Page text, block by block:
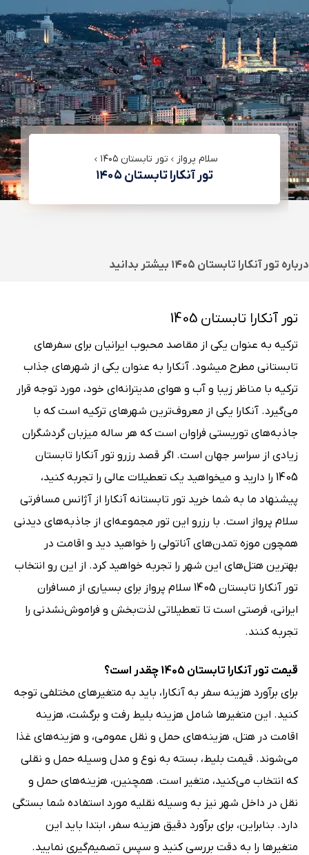
سلام پرواز تور تابستان ۱۴۰۵
تور آنکارا تابستان ۱۴۰۵
درباره تور آنکارا تابستان ۱۴۰۵ بیشتر بدانید
تور آنکارا تابستان 1405
ترکیه به عنوان یکی از مقاصد محبوب ایرانیان برای سفرهای
تابستانی مطرح می‎شود. آنکارا به عنوان یکی از شهرهای جذاب
ترکیه با مناظر زیبا و آب و هوای مدیترانه‌ای خود، مورد توجه قرار
می‌گیرد. آنکارا یکی از معروف‌ترین شهرهای ترکیه است که با
جاذبه‌های توریستی فراوان است که هر ساله میزبان گردشگران
زیادی از سراسر جهان است. اگر قصد رزرو تور آنکارا تابستان
1405 را دارید و می‎خواهید یک تعطیلات عالی را تجربه کنید،
پیشنهاد ما به شما خرید تور تابستانه آنکارا از آژانس مسافرتی
سلام پرواز است. با رزرو این تور مجموعه‌ای از جاذبه‌های دیدنی
همچون موزه تمدن‌های آناتولی را خواهید دید و اقامت در
بهترین هتل‌های این شهر را تجربه خواهید کرد. از این رو انتخاب
تور آنکارا تابستان 1405 سلام پرواز برای بسیاری از مسافران
ایرانی، فرصتی است تا تعطیلاتی لذت‌بخش و فراموش‌نشدنی را
تجربه کنند.
قیمت تور آنکارا تابستان 1405 چقدر است؟
برای برآورد هزینه سفر به آنکارا، باید به متغیرهای مختلفی توجه
کنید. این متغیرها شامل هزینه بلیط رفت و برگشت، هزینه
اقامت در هتل، هزینه‌های حمل و نقل عمومی، و هزینه‌های غذا
می‌شوند. قیمت بلیط، بسته به نوع و مدل وسیله حمل و نقلی
که انتخاب می‌کنید، متغیر است. همچنین، هزینه‌های حمل و
نقل در داخل شهر نیز به وسیله نقلیه مورد استفاده شما بستگی
دارد. بنابراین، برای برآورد دقیق هزینه سفر، ابتدا باید این
متغیرها را به دقت بررسی کنید و سپس تصمیم‌گیری نمایید.